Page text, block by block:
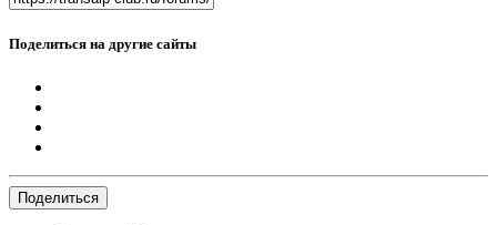
Поделиться на другие сайты
Поделиться